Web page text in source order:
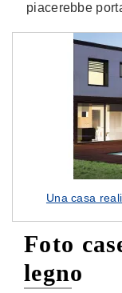
piacerebbe
Una casa
Foto
legno